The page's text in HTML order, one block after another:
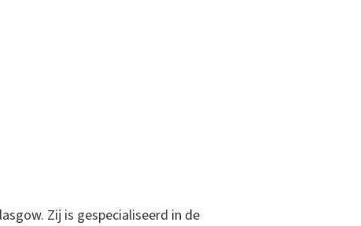
Zij is gespecialiseerd in de